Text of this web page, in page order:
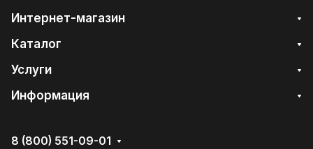
Интернет-магазин
Каталог
Услуги
Информация
8 (800) 551-09-01